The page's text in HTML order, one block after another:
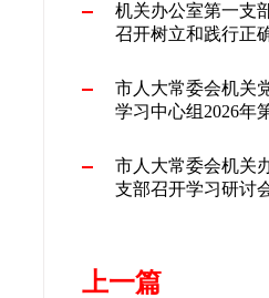
机关办公室第一支
召开树立和践行正
市人大常委会机关
学习中心组2026年
政绩观学习教育专
召开
市人大常委会机关
支部召开学习研讨
上一篇